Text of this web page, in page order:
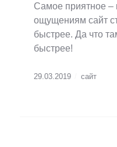
Самое приятное –
ощущениям сайт
быстрее. Да что
быстрее!
29.03.2019 сайт